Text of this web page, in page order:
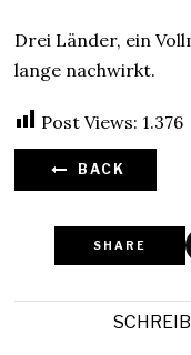
Drei Länder, ein
lange nachwirkt.
Post Views: 1.376
BACK
SHARE